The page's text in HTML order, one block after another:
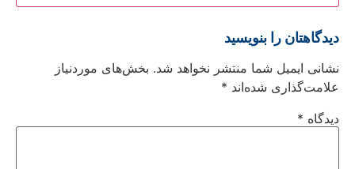
دیدگاهتان را بنویسید
نشانی ایمیل شما منتشر نخواهد شد. بخش‌های موردنیاز
علامت‌گذاری شده‌اند *
دیدگاه *